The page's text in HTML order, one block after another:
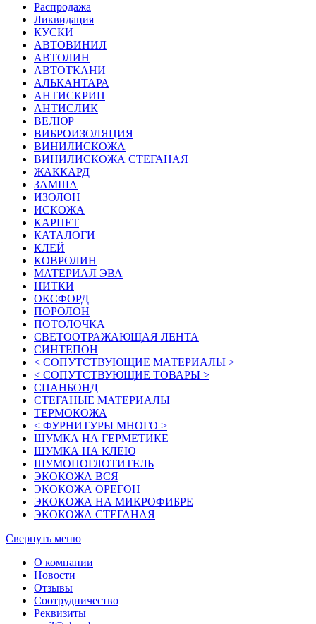
Распродажа
Ликвидация
КУСКИ
АВТОВИНИЛ
АВТОЛИН
АВТОТКАНИ
АЛЬКАНТАРА
АНТИСКРИП
АНТИСЛИК
ВЕЛЮР
ВИБРОИЗОЛЯЦИЯ
ВИНИЛИСКОЖА
ВИНИЛИСКОЖА СТЕГАНАЯ
ЖАККАРД
ЗАМША
ИЗОЛОН
ИСКОЖА
КАРПЕТ
КАТАЛОГИ
КЛЕЙ
КОВРОЛИН
МАТЕРИАЛ ЭВА
НИТКИ
ОКСФОРД
ПОРОЛОН
ПОТОЛОЧКА
СВЕТООТРАЖАЮЩАЯ ЛЕНТА
СИНТЕПОН
< СОПУТСТВУЮЩИЕ МАТЕРИАЛЫ >
< СОПУТСТВУЮЩИЕ ТОВАРЫ >
СПАНБОНД
СТЕГАНЫЕ МАТЕРИАЛЫ
ТЕРМОКОЖА
< ФУРНИТУРЫ МНОГО >
ШУМКА НА ГЕРМЕТИКЕ
ШУМКА НА КЛЕЮ
ШУМОПОГЛОТИТЕЛЬ
ЭКОКОЖА ВСЯ
ЭКОКОЖА ОРЕГОН
ЭКОКОЖА НА МИКРОФИБРЕ
ЭКОКОЖА СТЕГАНАЯ
Свернуть меню
О компании
Новости
Отзывы
Соотрудничество
Реквизиты